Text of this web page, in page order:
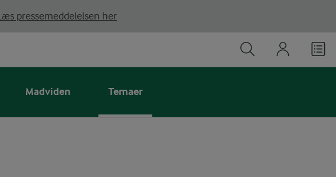
pressemeddelelsen her
Madviden Temaer